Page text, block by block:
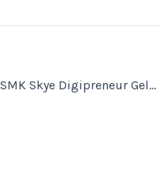
Melahirkan Pengusaha Muda, SMK Skye Digipreneur Gelar Launching Student Entrepreneur